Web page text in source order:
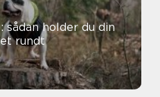
holder du din
rundt